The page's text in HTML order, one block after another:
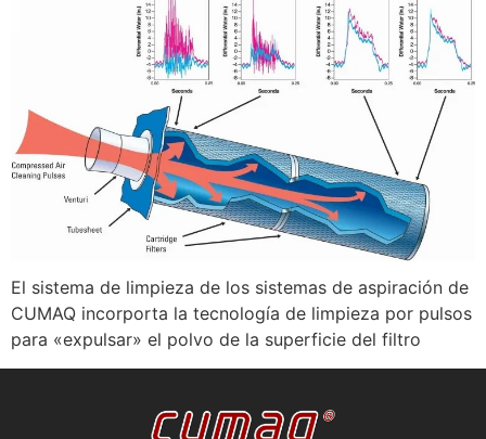
El sistema de limpieza de los sistemas de aspiración de
CUMAQ incorporta la tecnología de limpieza por pulsos
para «expulsar» el polvo de la superficie del filtro